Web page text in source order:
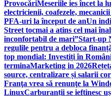
ProvocăriMeseriile ies încet la
electricienii, coafezele,
PFA-uri la început de anUn
Street tocmai a atins cel mai
inconfortabil de mari”Start-up
regulile pentru a debloca
top mondial: Investiți în
terminaMarketing in 2026
source, centralizare și salarii
Franţa vrea să renunţe la
LinuxCarburanții se ieftinesc